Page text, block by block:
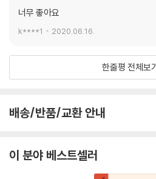
너무 좋아요
k****1 2020.06.16.
한줄평 전체보기
배송/반품/교환 안내
이 분야 베스트셀러